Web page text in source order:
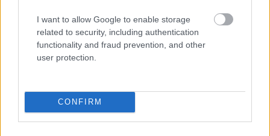
I want to allow Google to enable storage
related to security, including authentication
functionality and fraud prevention, and other
user protection.
CONFIRM
4 / 4